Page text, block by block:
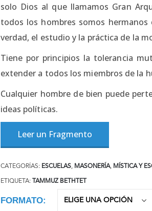
solo Dios al que llamamos Gran
todos los hombres somos
verdad, el estudio y la práctica de la
Tiene por principios la tolerancia
extender a todos los miembros de la
Cualquier hombre de bien puede
ideas políticas.
Leer un Fragmento
CATEGORÍAS: ESCUELAS, MASONERÍA, MÍSTICA Y
ETIQUETA: TAMMUZ BETHTET
FORMATO